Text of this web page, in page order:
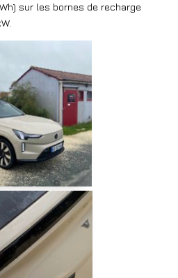
sur les bornes de recharge